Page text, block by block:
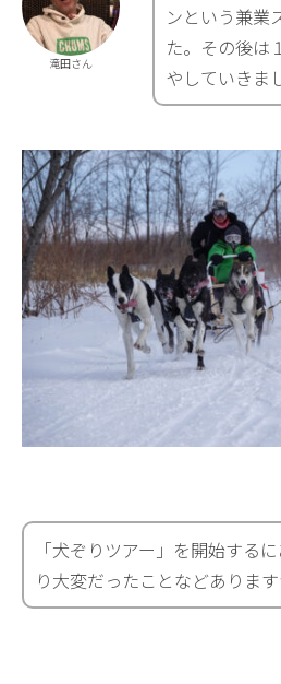
滝田さん
ンという兼業
た。その後は
やしていきま
「犬ぞりツアー」を開始する
り大変だったことなどあります